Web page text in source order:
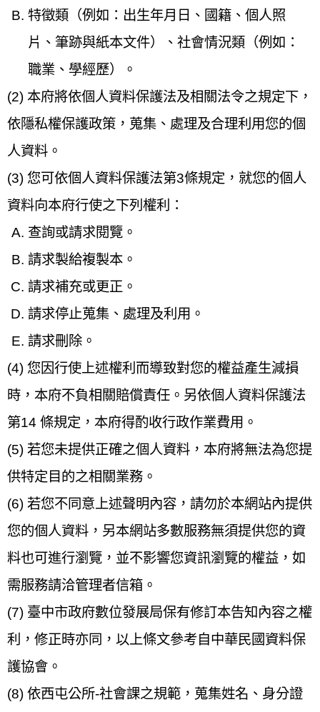
特徵類（例如：出生年月日、國籍、個人照
片、筆跡與紙本文件）、社會情況類（例如：
職業、學經歷）。
(2) 本府將依個人資料保護法及相關法令之規定下，
依隱私權保護政策，蒐集、處理及合理利用您的個
人資料。
(3) 您可依個人資料保護法第3條規定，就您的個人
資料向本府行使之下列權利：
查詢或請求閱覽。
請求製給複製本。
請求補充或更正。
請求停止蒐集、處理及利用。
請求刪除。
(4) 您因行使上述權利而導致對您的權益產生減損
時，本府不負相關賠償責任。另依個人資料保護法
第14 條規定，本府得酌收行政作業費用。
(5) 若您未提供正確之個人資料，本府將無法為您提
供特定目的之相關業務。
(6) 若您不同意上述聲明內容，請勿於本網站內提供
您的個人資料，另本網站多數服務無須提供您的資
料也可進行瀏覽，並不影響您資訊瀏覽的權益，如
需服務請洽管理者信箱。
(7) 臺中市政府數位發展局保有修訂本告知內容之權
利，修正時亦同，以上條文參考自中華民國資料保
護協會。
(8) 依西屯公所-社會課之規範，蒐集姓名、身分證